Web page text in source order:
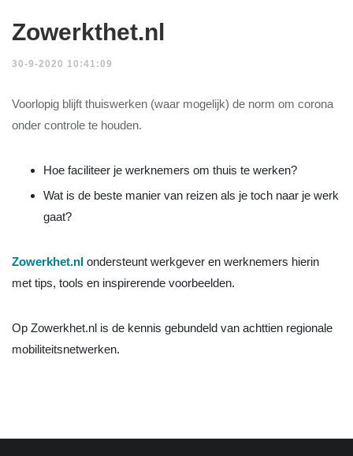
Zowerkthet.nl
30-9-2020 10:41:09
Voorlopig blijft thuiswerken (waar mogelijk) de norm om corona
onder controle te houden.
Hoe faciliteer je werknemers om thuis te werken?
Wat is de beste manier van reizen als je toch naar je werk
gaat?
Zowerkhet.nl ondersteunt werkgever en werknemers hierin
met tips, tools en inspirerende voorbeelden.
Op Zowerkhet.nl is de kennis gebundeld van achttien regionale
mobiliteitsnetwerken.